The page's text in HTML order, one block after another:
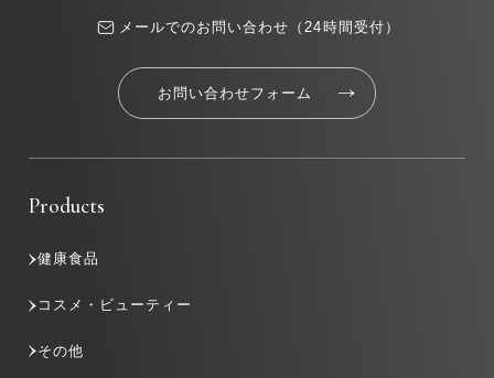
メールでのお問い合わせ（24時間受付）
お問い合わせフォーム
Products
健康食品
コスメ・ビューティー
その他